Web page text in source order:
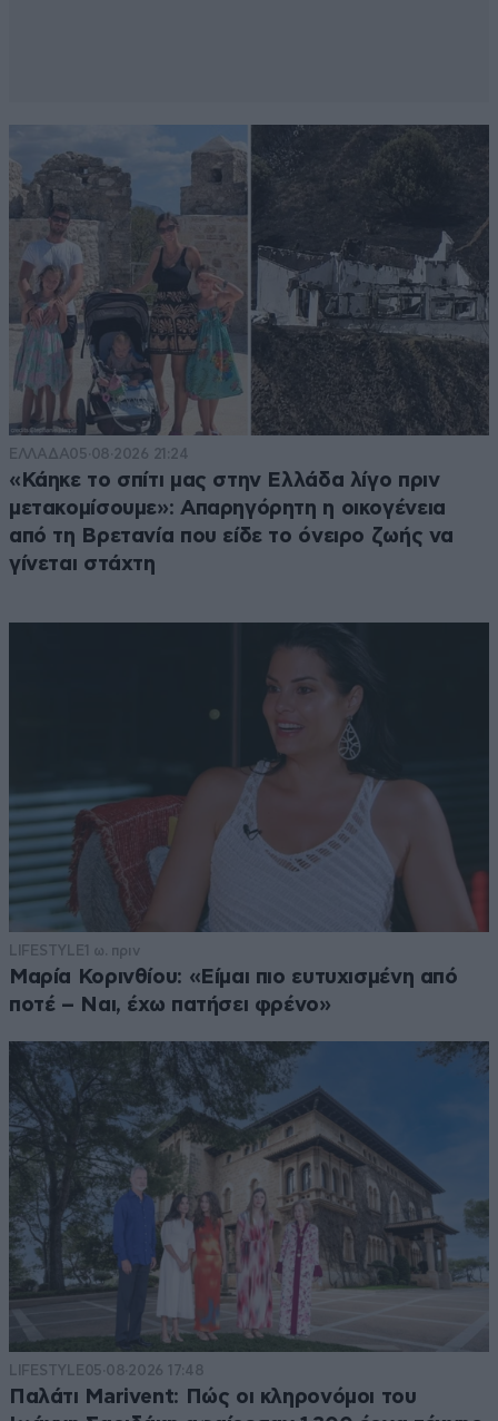
ΕΛΛΑΔΑ05·08·2026 21:24
«Κάηκε το σπίτι μας στην Ελλάδα λίγο πριν
μετακομίσουμε»: Απαρηγόρητη η οικογένεια
από τη Βρετανία που είδε το όνειρο ζωής να
γίνεται στάχτη
LIFESTYLE1 ω. πριν
Μαρία Κορινθίου: «Είμαι πιο ευτυχισμένη από
ποτέ – Ναι, έχω πατήσει φρένο»
LIFESTYLE05·08·2026 17:48
Παλάτι Marivent: Πώς οι κληρονόμοι του